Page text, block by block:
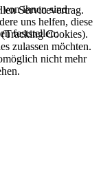
Servicevertrag.
feststellen:
von ihnen sind
uns helfen, diese
Cookies).
zulassen möchten.
nicht mehr